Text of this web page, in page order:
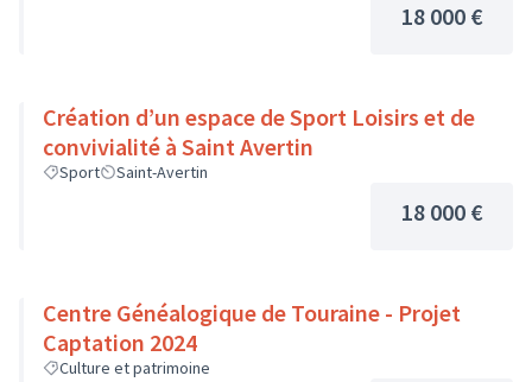
18 000 €
Création d’un espace de Sport Loisirs et de
convivialité à Saint Avertin
Sport Saint-Avertin
18 000 €
Centre Généalogique de Touraine - Projet
Captation 2024
Culture et patrimoine